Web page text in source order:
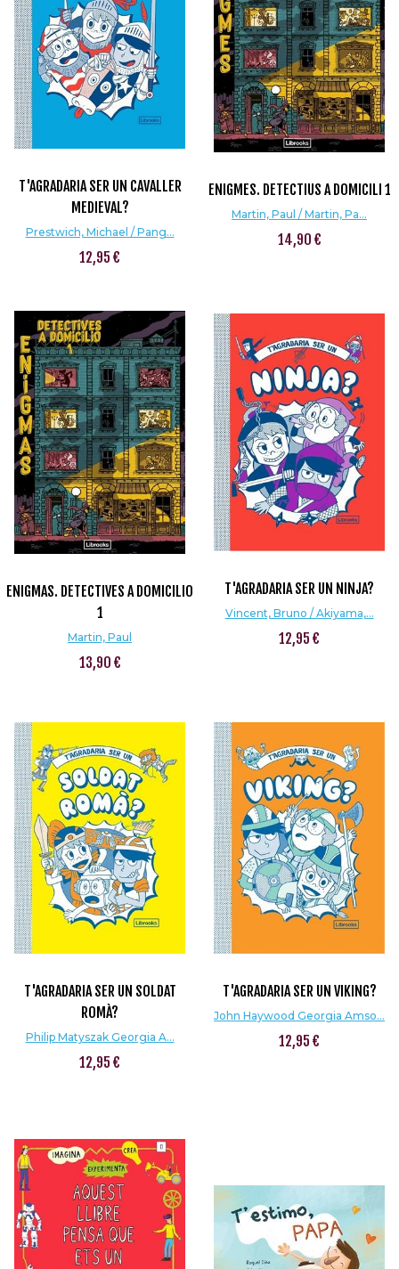
T'AGRADARIA SER UN CAVALLER
MEDIEVAL?
Prestwich, Michael / Pang...
12,95 €
ENIGMES. DETECTIUS A DOMICILI 1
Martin, Paul / Martin, Pa...
14,90 €
ENIGMAS. DETECTIVES A DOMICILIO
1
Martin, Paul
13,90 €
T'AGRADARIA SER UN NINJA?
Vincent, Bruno / Akiyama,...
12,95 €
T'AGRADARIA SER UN SOLDAT
ROMÀ?
Philip Matyszak Georgia A...
12,95 €
T'AGRADARIA SER UN VIKING?
John Haywood Georgia Amso...
12,95 €